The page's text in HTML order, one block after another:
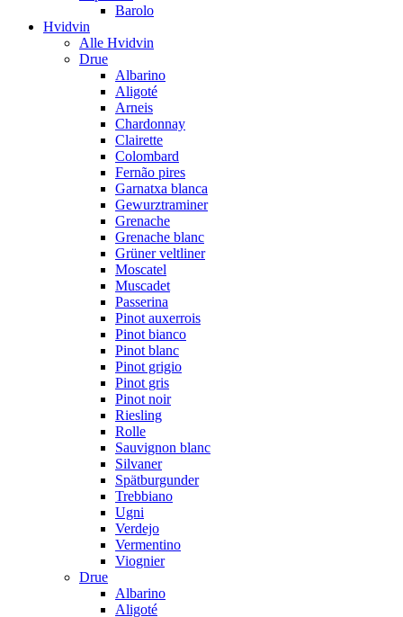
Barolo
Hvidvin
Alle Hvidvin
Drue
Albarino
Aligoté
Arneis
Chardonnay
Clairette
Colombard
Fernão pires
Garnatxa blanca
Gewurztraminer
Grenache
Grenache blanc
Grüner veltliner
Moscatel
Muscadet
Passerina
Pinot auxerrois
Pinot bianco
Pinot blanc
Pinot grigio
Pinot gris
Pinot noir
Riesling
Rolle
Sauvignon blanc
Silvaner
Spätburgunder
Trebbiano
Ugni
Verdejo
Vermentino
Viognier
Drue
Albarino
Aligoté